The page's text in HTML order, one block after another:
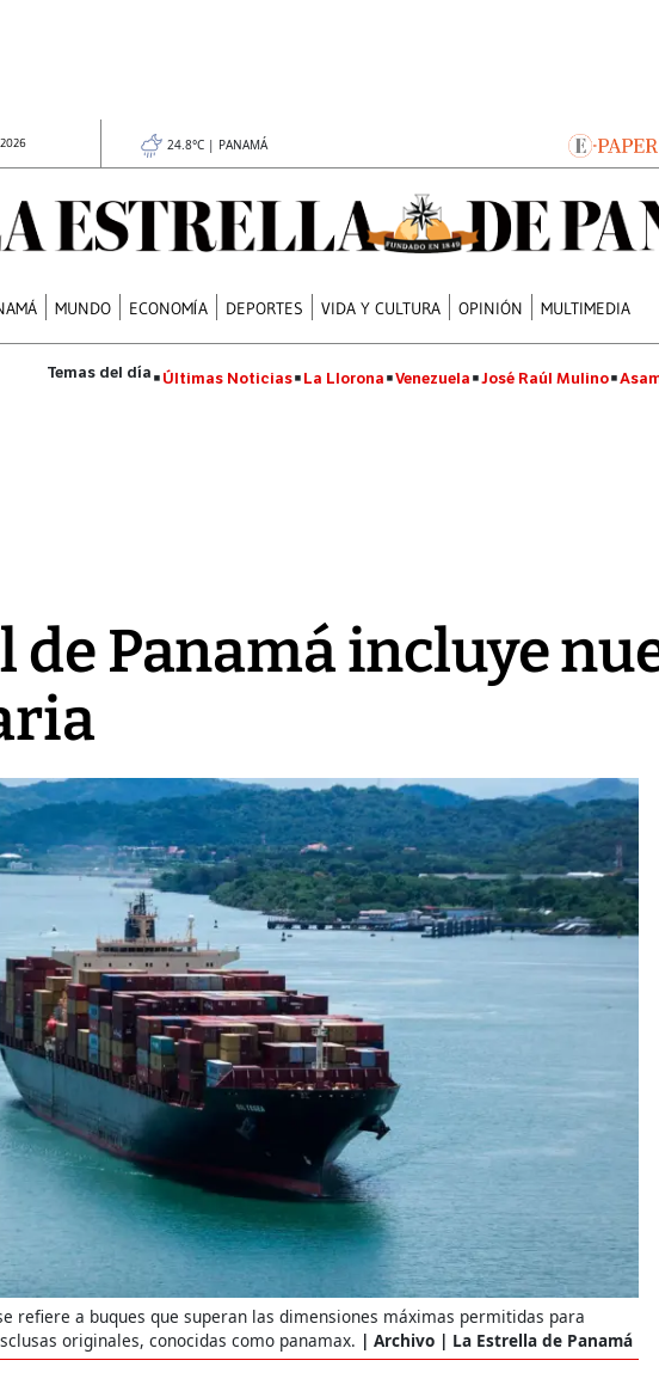
2026 24.8°C | PANAMÁ
MUNDO ECONOMÍA DEPORTES VIDA Y CULTURA OPINIÓN MULTIMEDIA
Últimas Noticias La Llorona Venezuela José Raúl Mulino
de Panamá incluye
refiere a buques que superan las dimensiones máximas permitidas para
originales, conocidas como panamax.
Archivo | La Estrella de Panamá
Video, Japón: Terremoto
deja heridos y graves
daños en Kumamoto
Un fuerte terremoto de magnitud
7,1 se registró este martes 28 de
julio en la prefectura de Kumamoto,
al sur de Japón, provocando una
emergencia de gran...